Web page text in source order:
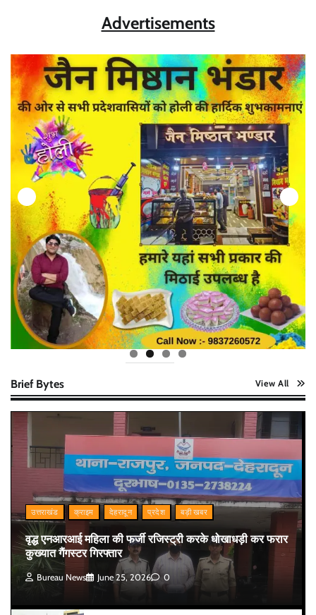
Advertisements
Brief Bytes View All
उत्तराखंड क्राइम देहरादून प्रदेश बड़ी खबर
वृद्ध एनआरआई महिला की फर्जी रजिस्ट्री करके धोखाधड़ी कर फरार
कुख्यात गैंगस्टर गिरफ्तार
Bureau News June 25, 2026 0